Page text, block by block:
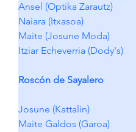
Ansel (Optika Zarautz)
Naiara (Itxasoa)
Maite (Josune Moda)
Itziar Echeverria (Dody's)
Roscón de Sayalero
Josune (Kattalin)
Maite Galdos (Garoa)